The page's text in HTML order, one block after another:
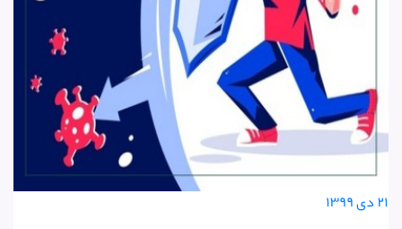
۲۱ دی ۱۳۹۹